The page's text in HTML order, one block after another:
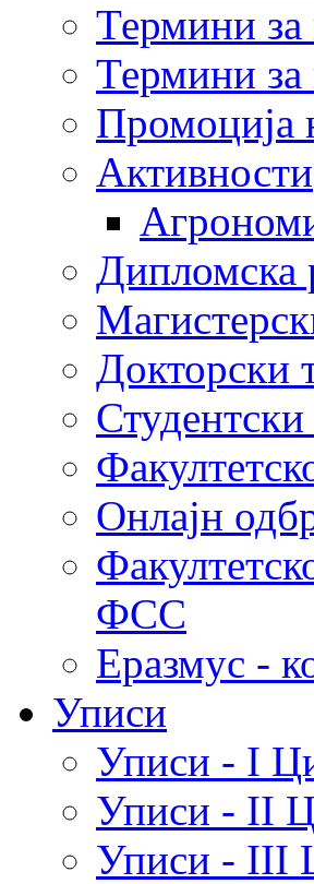
Термини за
Термини за
Промоција
Активности
Дипломска
Докторски
Онлајн
ФСС
Еразмус -
Уписи
Уписи - I
Уписи - II
Уписи - III